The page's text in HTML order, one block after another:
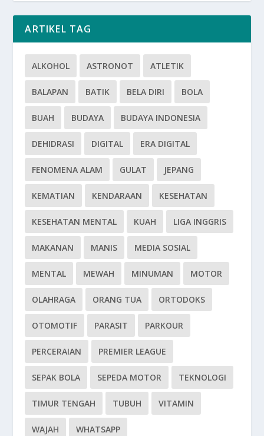
ARTIKEL TAG
ALKOHOL ASTRONOT ATLETIK
BALAPAN BATIK BELA DIRI BOLA
BUAH BUDAYA BUDAYA INDONESIA
DEHIDRASI DIGITAL ERA DIGITAL
FENOMENA ALAM GULAT JEPANG
KEMATIAN KENDARAAN KESEHATAN
KESEHATAN MENTAL KUAH LIGA INGGRIS
MAKANAN MANIS MEDIA SOSIAL
MENTAL MEWAH MINUMAN MOTOR
OLAHRAGA ORANG TUA ORTODOKS
OTOMOTIF PARASIT PARKOUR
PERCERAIAN PREMIER LEAGUE
SEPAK BOLA SEPEDA MOTOR TEKNOLOGI
TIMUR TENGAH TUBUH VITAMIN
WAJAH WHATSAPP